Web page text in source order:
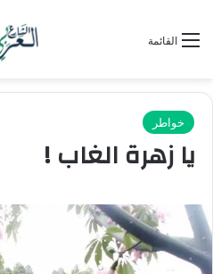
القائمة
خواطر
يا زهرة الغاب !